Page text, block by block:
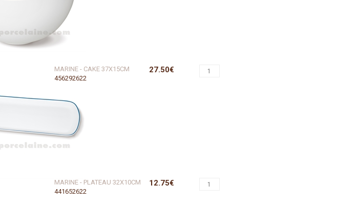
MARINE - CAKE 37X15CM
456292622
27.50€
MARINE - PLATEAU 32X10CM
441652622
12.75€